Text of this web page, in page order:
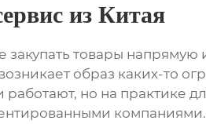
из Китая
товары напрямую
образ каких-то
но на практике
компаниями.